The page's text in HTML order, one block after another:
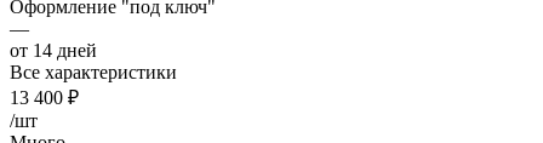
Оформление "под ключ"
—
от 14 дней
Все характеристики
13 400 ₽
/шт